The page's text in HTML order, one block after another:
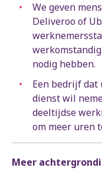
We geven
Deliveroo of
nodig hebben.
Een bedrijf
dienst wil
deeltijdse
om meer uren
Meer